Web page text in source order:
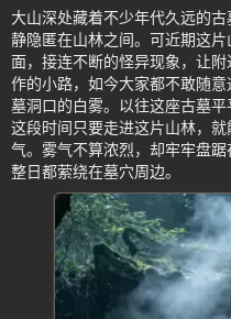
大山深处藏着不少年代久远的
静隐匿在山林之间。可近期这
面，接连不断的怪异现象，让
作的小路，如今大家都不敢随
墓洞口的白雾。以往这座古墓平
这段时间只要走进这片山林，
气。雾气不算浓烈，却牢牢盘踞
整日都萦绕在墓穴周边。